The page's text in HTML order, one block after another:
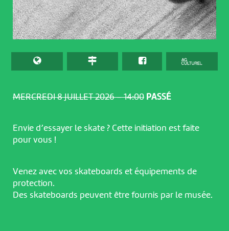
MERCREDI 8 JUILLET 2026 – 14:00 PASSÉ
Envie d’essayer le skate ? Cette initiation est faite
pour vous !
Venez avec vos skateboards et équipements de
protection.
Des skateboards peuvent être fournis par le musée.